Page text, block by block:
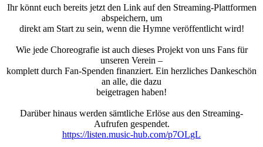
Ihr könnt euch bereits jetzt den Link auf den Streaming-Plattformen
abspeichern, um
direkt am Start zu sein, wenn die Hymne veröffentlicht wird!
Wie jede Choreografie ist auch dieses Projekt von uns Fans für
unseren Verein –
komplett durch Fan-Spenden finanziert. Ein herzliches Dankeschön
an alle, die dazu
beigetragen haben!
Darüber hinaus werden sämtliche Erlöse aus den Streaming-
Aufrufen gespendet.
https://listen.music-hub.com/p7OLgL